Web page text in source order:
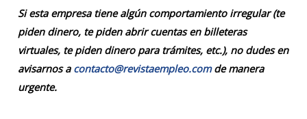
Si esta empresa tiene algún comportamiento irregular (te
piden dinero, te piden abrir cuentas en billeteras
virtuales, te piden dinero para trámites, etc.), no dudes en
avisarnos a contacto@revistaempleo.comde manera
urgente.